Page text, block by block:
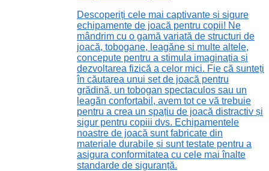
Descoperiți cele mai captivante și sigure
echipamente de joacă pentru copii! Ne
mândrim cu o gamă variată de structuri de
joacă, tobogane, leagăne și multe altele,
concepute pentru a stimula imaginația și
dezvoltarea fizică a celor mici. Fie că sunteți
în căutarea unui set de joacă pentru
grădină, un tobogan spectaculos sau un
leagăn confortabil, avem tot ce vă trebuie
pentru a crea un spațiu de joacă distractiv și
sigur pentru copiii dvs. Echipamentele
noastre de joacă sunt fabricate din
materiale durabile și sunt testate pentru a
asigura conformitatea cu cele mai înalte
standarde de siguranță.